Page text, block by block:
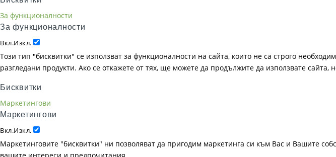
За функционалности
За функционалности
Вкл.Изкл.
Този тип "бисквитки" се използват за функционалности на сайта, които не са строго
разгледани продукти. Ако се откажете от тях, ще можете да продължите да използвате сайта,
Бисквитки
Маркетингови
Маркетингови
Вкл.Изкл.
Маркетинговите "бисквитки" ни позволяват да пригодим маркетинга си към Вас и Вашите